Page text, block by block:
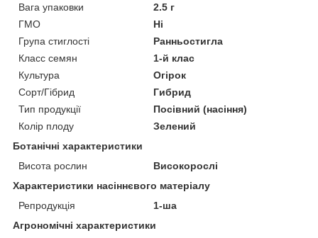
Вага упаковки
2.5 г
ГМО
Ні
Група стиглості
Ранньостигла
Класс семян
1-й клас
Культура
Огірок
Сорт/Гібрид
Гибрид
Тип продукції
Посівний (насіння)
Колір плоду
Зелений
Ботанічні характеристики
Висота рослин
Високорослі
Характеристики насіннєвого матеріалу
Репродукція
1-ша
Агрономічні характеристики